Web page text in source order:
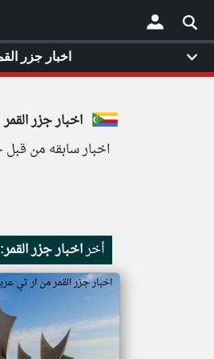
×
اخبار جزر القمر
اخبار سابقه من قبل
أخراخبار جزر القمر:
اخبار جزر القمر من ار تي
اخبار جزر